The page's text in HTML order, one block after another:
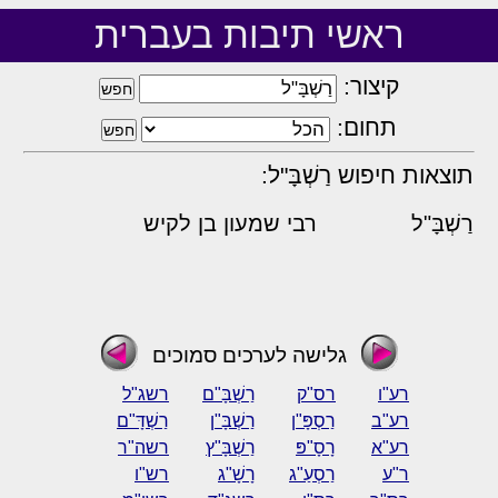
ראשי תיבות בעברית
קיצור:
תחום:
תוצאות חיפוש רַשְׁבָּ"ל:
רַשְׁבָּ"ל רבי שמעון בן לקיש
גלישה לערכים סמוכים
רע"ו רס"ק רַשְׁבָּ"ם
רשג"ל
רע"ב
רַסְפָּ"ן רַשְׁבָּ"ן
רַשְׁדָּ"ם
רע"א
רָסָ"פּ רַשְׁבָּ"ץ
רשה"ר
ר"ע
רַסְעַ"ג רָשָׁ"ג
רש"ו